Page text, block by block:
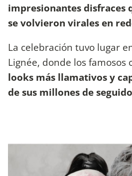
impresionantes disfraces
se volvieron virales en
La celebración tuvo lugar
Lignée, donde los famosos
looks más llamativos y
de sus millones de